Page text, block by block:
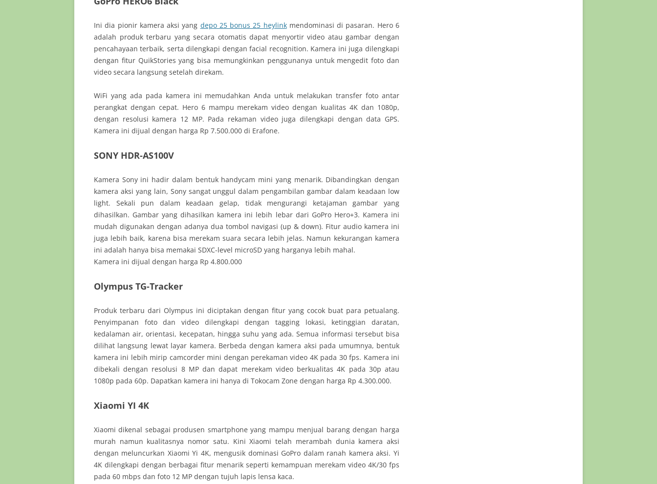
Ini dia pionir kamera aksi yang depo 25 bonus 25 heylinkmendominasi di pasaran. Hero 6
adalah produk terbaru yang secara otomatis dapat menyortir video atau gambar dengan
pencahayaan terbaik, serta dilengkapi dengan facial recognition. Kamera ini juga dilengkapi
dengan fitur QuikStories yang bisa memungkinkan penggunanya untuk mengedit foto dan
video secara langsung setelah direkam.
WiFi yang ada pada kamera ini memudahkan Anda untuk melakukan transfer foto antar
perangkat dengan cepat. Hero 6 mampu merekam video dengan kualitas 4K dan 1080p,
dengan resolusi kamera 12 MP. Pada rekaman video juga dilengkapi dengan data GPS.
Kamera ini dijual dengan harga Rp 7.500.000 di Erafone.
SONY HDR-AS100V
Kamera Sony ini hadir dalam bentuk handycam mini yang menarik. Dibandingkan dengan
kamera aksi yang lain, Sony sangat unggul dalam pengambilan gambar dalam keadaan low
light. Sekali pun dalam keadaan gelap, tidak mengurangi ketajaman gambar yang
dihasilkan. Gambar yang dihasilkan kamera ini lebih lebar dari GoPro Hero+3. Kamera ini
mudah digunakan dengan adanya dua tombol navigasi (up & down). Fitur audio kamera ini
juga lebih baik, karena bisa merekam suara secara lebih jelas. Namun kekurangan kamera
ini adalah hanya bisa memakai SDXC-level microSD yang harganya lebih mahal.
Kamera ini dijual dengan harga Rp 4.800.000
Olympus TG-Tracker
Produk terbaru dari Olympus ini diciptakan dengan fitur yang cocok buat para petualang.
Penyimpanan foto dan video dilengkapi dengan tagging lokasi, ketinggian daratan,
kedalaman air, orientasi, kecepatan, hingga suhu yang ada. Semua informasi tersebut bisa
dilihat langsung lewat layar kamera. Berbeda dengan kamera aksi pada umumnya, bentuk
kamera ini lebih mirip camcorder mini dengan perekaman video 4K pada 30 fps. Kamera ini
dibekali dengan resolusi 8 MP dan dapat merekam video berkualitas 4K pada 30p atau
1080p pada 60p. Dapatkan kamera ini hanya di Tokocam Zone dengan harga Rp 4.300.000.
Xiaomi YI 4K
Xiaomi dikenal sebagai produsen smartphone yang mampu menjual barang dengan harga
murah namun kualitasnya nomor satu. Kini Xiaomi telah merambah dunia kamera aksi
dengan meluncurkan Xiaomi Yi 4K, mengusik dominasi GoPro dalam ranah kamera aksi. Yi
4K dilengkapi dengan berbagai fitur menarik seperti kemampuan merekam video 4K/30 fps
pada 60 mbps dan foto 12 MP dengan tujuh lapis lensa kaca.